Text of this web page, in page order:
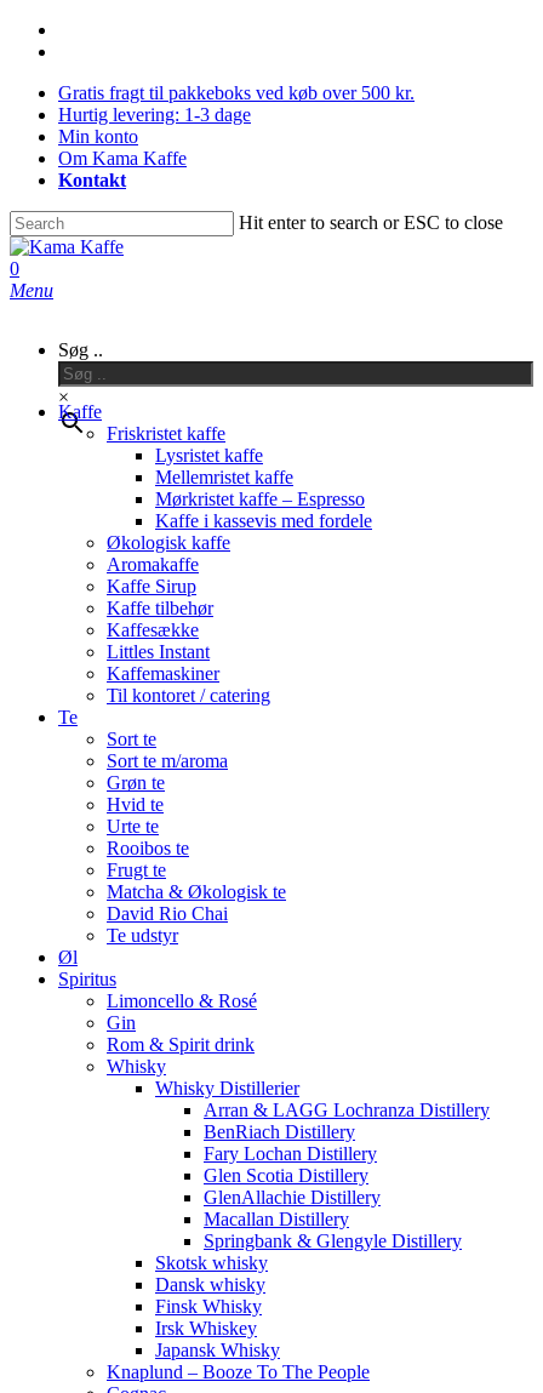
Skip
contentGratis fragt til pakkeboks ved køb over 500 kr.
Hurtig levering: 1-3 dage
Min konto
Om Kama Kaffe
Kontakt
Hit enter to search or ESC to close
Close
Search
0
Menu
Søg ..
×
Kaffe
Friskristet kaffe
Lysristet kaffe
Mellemristet kaffe
Mørkristet kaffe – Espresso
Kaffe i kassevis med fordele
Økologisk kaffe
Aromakaffe
Kaffe Sirup
Kaffe tilbehør
Kaffesække
Littles Instant
Kaffemaskiner
Til kontoret / catering
Te
Sort te
Sort te m/aroma
Grøn te
Hvid te
Urte te
Rooibos te
Frugt te
Matcha & Økologisk te
David Rio Chai
Te udstyr
Øl
Spiritus
Limoncello & Rosé
Gin
Rom & Spirit drink
Whisky
Whisky Distillerier
Arran & LAGG Lochranza Distillery
BenRiach Distillery
Fary Lochan Distillery
Glen Scotia Distillery
GlenAllachie Distillery
Macallan Distillery
Springbank & Glengyle Distillery
Skotsk whisky
Dansk whisky
Finsk Whisky
Irsk Whiskey
Japansk Whisky
Knaplund – Booze To The People